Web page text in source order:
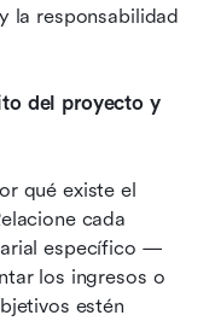
la responsabilidad
del proyecto y
qué existe el
cada
específico —
los ingresos o
estén